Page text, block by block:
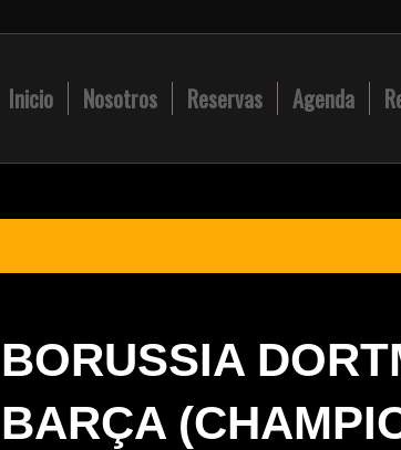
Inicio Nosotros Reservas Agenda
BORUSSIA
BARÇA